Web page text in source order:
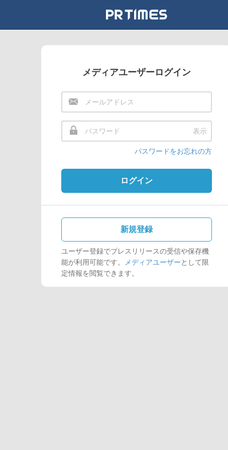
メディアユーザーログイン
表示
パスワードをお忘れの方
ログイン
新規登録
ユーザー登録でプレスリリースの受信や保存機
能が利用可能です。
メディアユーザーとして限
定情報を閲覧できます。